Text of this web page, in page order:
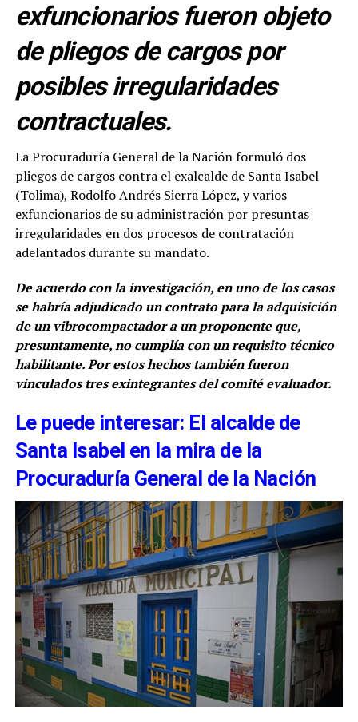
exfuncionarios fueron objeto
de pliegos de cargos por
posibles irregularidades
contractuales.
La Procuraduría General de la Nación formuló dos
pliegos de cargos contra el exalcalde de Santa Isabel
(Tolima), Rodolfo Andrés Sierra López, y varios
exfuncionarios de su administración por presuntas
irregularidades en dos procesos de contratación
adelantados durante su mandato.
De acuerdo con la investigación, en uno de los casos
se habría adjudicado un contrato para la adquisición
de un vibrocompactador a un proponente que,
presuntamente, no cumplía con un requisito técnico
habilitante. Por estos hechos también fueron
vinculados tres exintegrantes del comité evaluador.
Le puede interesar: El alcalde de
Santa Isabel en la mira de la
Procuraduría General de la Nación